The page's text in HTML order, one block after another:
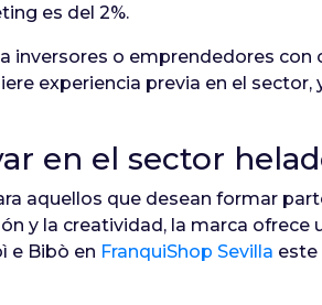
es del 2%.
inversores o emprendedores
experiencia previa en el
en el sector
aquellos que desean formar
y la creatividad, la marca
e Bibò en FranquiShop Sevilla este